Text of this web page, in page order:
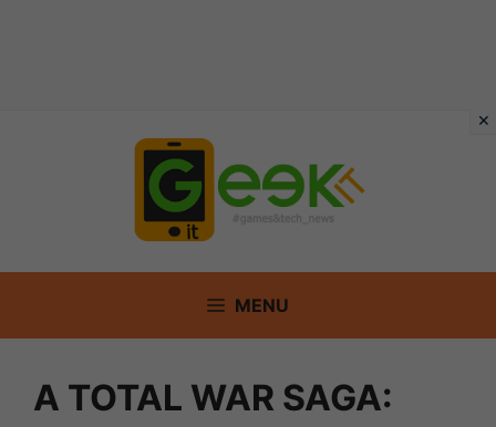
MENU
A TOTAL WAR SAGA: